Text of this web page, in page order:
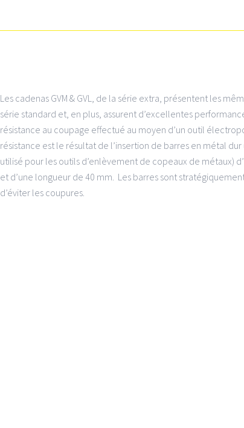
Les cadenas GVM & GVL
, de la série extra, présentent les
série standard et, en plus, assurent d’excellentes
résistance au coupage effectué au moyen d’un outil
résistance est le résultat de l’insertion de barres en métal
utilisé pour les outils d’enlèvement de copeaux de métaux)
et d’une longueur de 40 mm. Les barres sont
d’éviter les coupures.